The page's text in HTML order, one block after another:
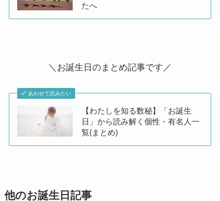
たへ
＼お誕生日のまとめ記事です／
あわせて読みたい
【わたしを知る数秘】「お誕生
日」から読み解く個性・有名人一
覧(まとめ)
他のお誕生日記事